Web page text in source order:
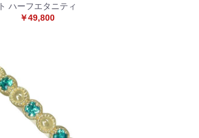
ト ハーフエタニティ
￥49,800